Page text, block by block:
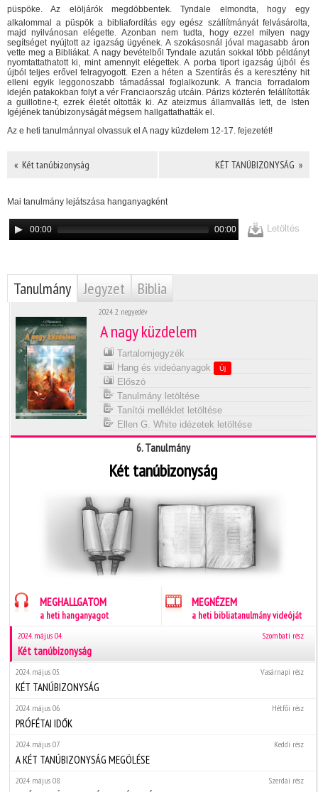
püspöke. Az elöljárók megdöbbentek. Tyndale elmondta, hogy egy
alkalommal a püspök a bibliafordítás egy egész szállítmányát felvásárolta,
majd nyilvánosan elégette. Azonban nem tudta, hogy ezzel milyen nagy
segítséget nyújtott az igazság ügyének. A szokásosnál jóval magasabb áron
vette meg a Bibliákat. A nagy bevételből Tyndale azután sokkal több példányt
nyomtattathatott ki, mint amennyit elégettek. A porba tiport igazság újból és
újból teljes erővel felragyogott. Ezen a héten a Szentírás és a keresztény hit
elleni egyik leggonoszabb támadással foglalkozunk. A francia forradalom
idején patakokban folyt a vér Franciaország utcáin. Párizs közterén felállították
a guillotine-t, ezrek életét oltották ki. Az ateizmus államvallás lett, de Isten
Igéjének tanúbizonyságát mégsem hallgattathatták el.
Az e heti tanulmánnyal olvassuk el A nagy küzdelem 12-17. fejezetét!
« Két tanúbizonyság KÉT TANÚBIZONYSÁG »
Mai tanulmány lejátszása hanganyagként
00:00 00:00 Letöltés
Tanulmány Jegyzet Biblia
2024. 2. negyedév
A nagy küzdelem
Tartalomjegyzék
Hang és videóanyagok
Új
Előszó
Tanulmány letöltése
Tanítói melléklet letöltése
Ellen G. White idézetek letöltése
6. Tanulmány
Két tanúbizonyság
MEGHALLGATOM
a heti hanganyagot
MEGNÉZEM
a heti bibliatanulmány videóját
Szombati rész
2024. május 04.
Két tanúbizonyság
Vasárnapi rész
2024. május 05.
KÉT TANÚBIZONYSÁG
Hétfői rész
2024. május 06.
PRÓFÉTAI IDŐK
Keddi rész
2024. május 07.
A KÉT TANÚBIZONYSÁG MEGÖLÉSE
Szerdai rész
2024. május 08.